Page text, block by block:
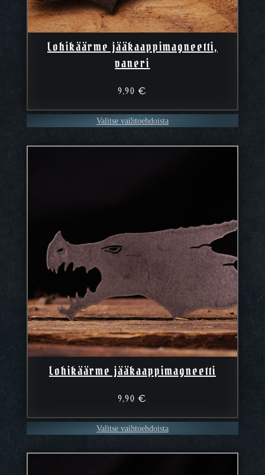
Lohikäärme jääkaappimagneetti,
vaneri
9,90 €
Valitse vaihtoehdoista
Lohikäärme jääkaappimagneetti
9,90 €
Valitse vaihtoehdoista